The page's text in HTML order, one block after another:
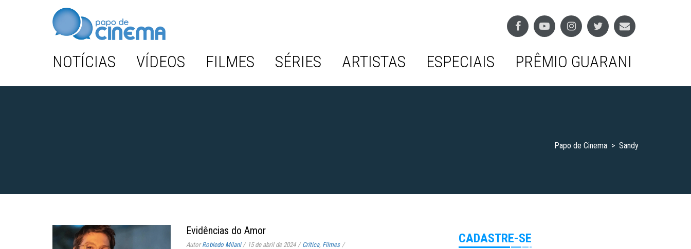
NOTÍCIAS VÍDEOS FILMES SÉRIES ARTISTAS ESPECIAIS PRÊMIO GUARANI
Papo de Cinema > Sandy
Evidências do Amor
AutorRobledo Milani / 15 de abril de 2024 / Crítica, Filmes / CADASTRE-SE